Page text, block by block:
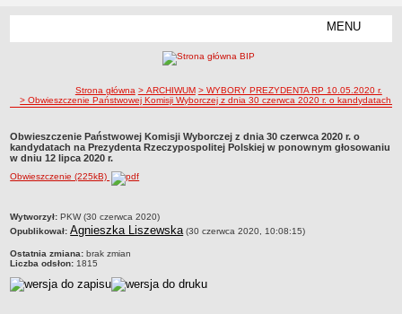
MENU
Status gminy
Lokalizacja
Insygnia gminy
Dane statystyczne
Zadania publiczne
Realizacja zadań publicznych
Rejestr zbiorów danych osobowych
Rejestr instytucji kultury
ścieżka nawigacji
Strona główna > ARCHIWUM > WYBORY PREZYDENTA RP 10.05.2020 r.
> Obwieszczenie Państwowej Komisji Wyborczej z dnia 30 czerwca 2020 r. o kandydatach
Obwieszczenie Państwowej Komisji Wyborczej z dnia 30 czerwca 2020 r. o
kandydatach na Prezydenta Rzeczypospolitej Polskiej w ponownym głosowaniu
w dniu 12 lipca 2020 r.
Obwieszczenie (225kB)
metryczka
Wytworzył: PKW (30 czerwca 2020)
Opublikował: Agnieszka Liszewska(30 czerwca 2020, 10:08:15)
Ostatnia zmiana: brak zmian
Liczba odsłon: 1815